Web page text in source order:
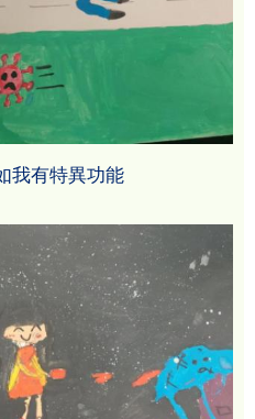
我有特異功能